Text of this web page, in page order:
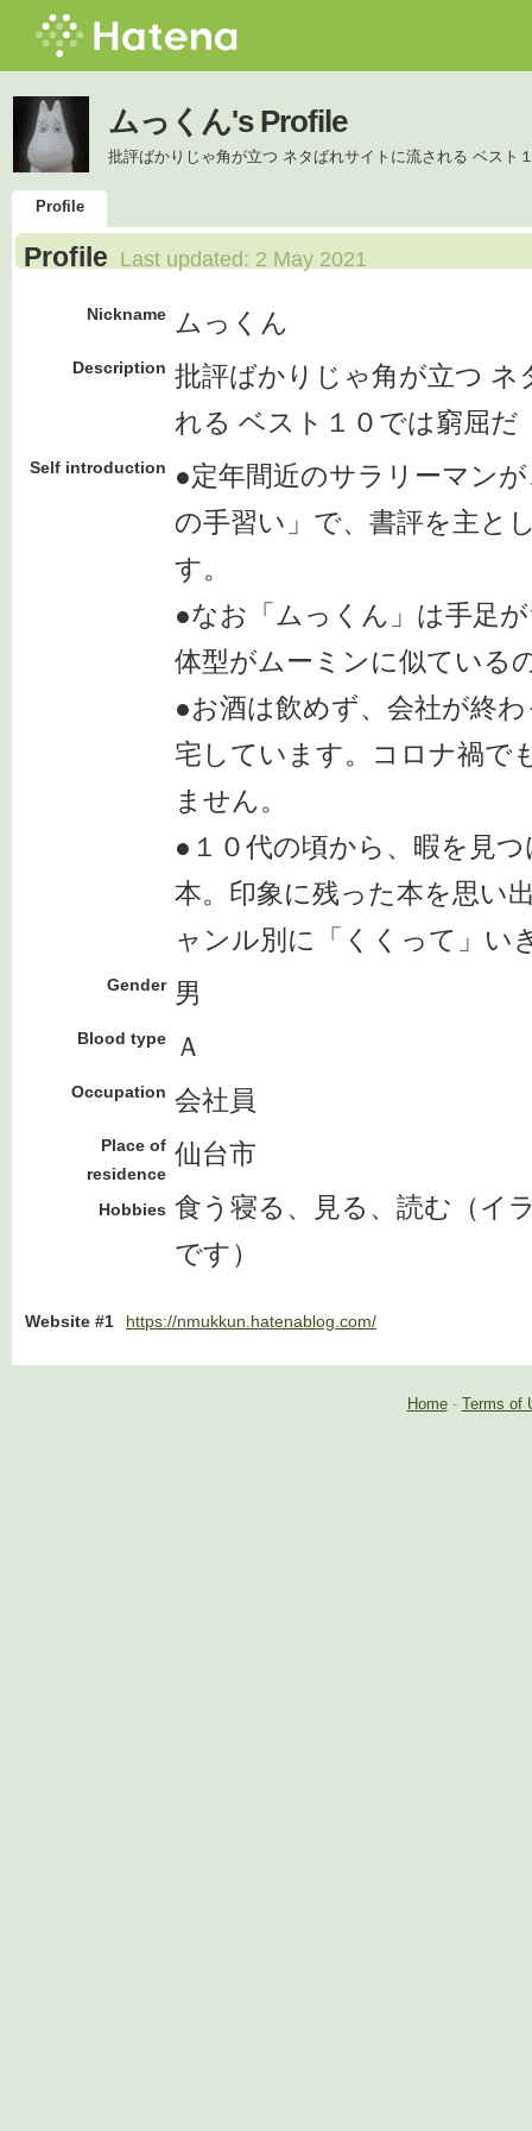
ムっくん's Profile
批評ばかりじゃ角が立つ ネタばれサイトに流される ベスト
Profile
Profile Last updated: 2 May 2021
Nickname ムっくん
Description 批評ばかりじゃ角が立つ ネ
れる ベスト１０では窮屈だ
Self introduction
●定年間近のサラリーマン
の手習い」で、書評を主と
す。
●なお「ムっくん」は手足
体型がムーミンに似ている
●お酒は飲めず、会社が終
宅しています。コロナ禍で
ません。
●１０代の頃から、暇を見
本。印象に残った本を思い
ャンル別に「くくって」い
Gender 男
Blood type Ａ
Occupation 会社員
Place of
residence
仙台市
Hobbies 食う寝る、見る、読む（イ
です）
Website #1 https://nmukkun.hatenablog.com/
Home- Terms of